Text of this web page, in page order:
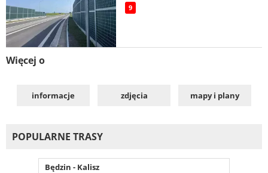
9
Więcej o
informacje zdjęcia mapy i plany
POPULARNE TRASY
Będzin - Kalisz